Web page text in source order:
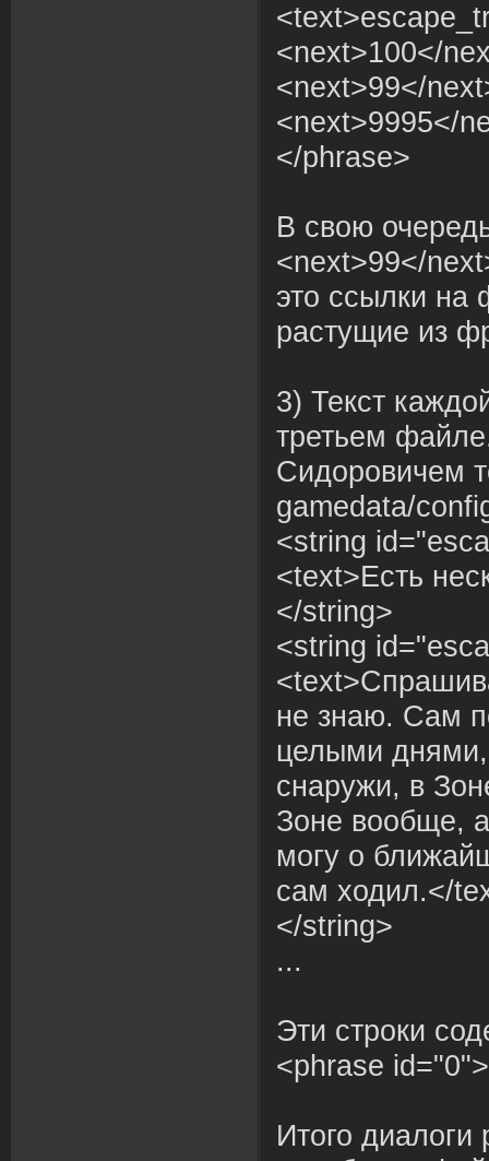
<next>100</
<next>99</
<next>9995</
</phrase>
В свою
<next>99</
это ссылки на
растущие из
3) Текст
третьем
Сидоровичем
gamedata/
<string
<text>Есть
</string>
<string
не знаю. Сам
целыми
снаружи, в
Зоне вообще,
могу о
сам ходил.</
</string>
...
Эти строки
<phrase
Итого